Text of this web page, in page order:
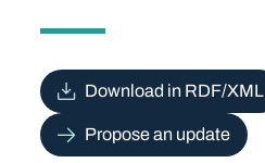
Download in RDF/XML
Propose an update